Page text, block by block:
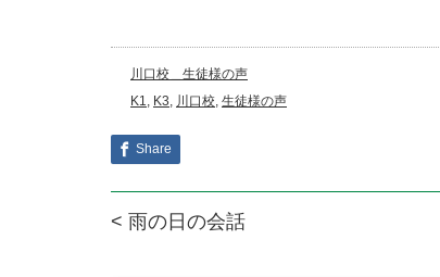
川口校＿生徒様の声
K1, K3, 川口校, 生徒様の声
Share
< 雨の日の会話